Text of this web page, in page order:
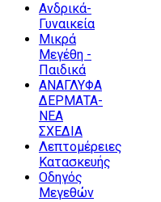
Ανδρικά-
Γυναικεία
Μικρά
Μεγέθη -
Παιδικά
ΑΝΑΓΛΥΦΑ
ΔΕΡΜΑΤΑ-
ΝΕΑ
ΣΧΕΔΙΑ
Λεπτομέρειες
Κατασκευής
Οδηγός
Μεγεθών